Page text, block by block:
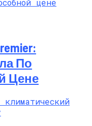
В Обморок Во
По
Цене